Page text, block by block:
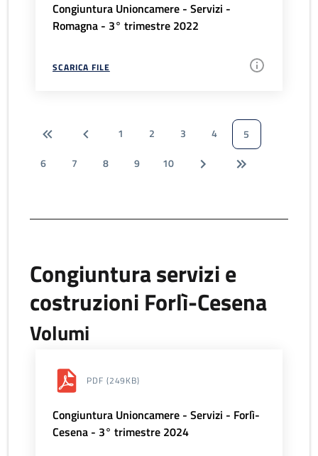
Congiuntura Unioncamere - Servizi -
Romagna - 3° trimestre 2022
SCARICA FILE
1 2 3 4
5
6
7 8 9 10
Congiuntura servizi e
costruzioni Forlì-Cesena
Volumi
PDF (249KB)
Congiuntura Unioncamere - Servizi - Forlì-
Cesena - 3° trimestre 2024